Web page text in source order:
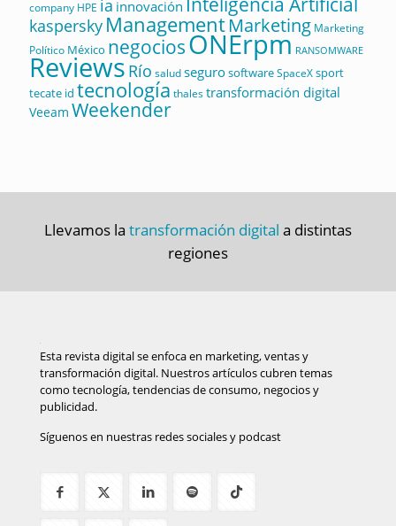
company HPE ia innovación
kaspersky ManagementMarketing Marketing
Político México negociosONErpm RANSOMWARE
Reviews Río saludsegurosoftwareSpaceXsport
tecate id tecnología thalestransformación digital
Veeam Weekender
Llevamos la transformación digital a distintas
regiones
Esta revista digital se enfoca en marketing, ventas y
transformación digital. Nuestros artículos cubren temas
como tecnología, tendencias de consumo, negocios y
publicidad.
Síguenos en nuestras redes sociales y podcast